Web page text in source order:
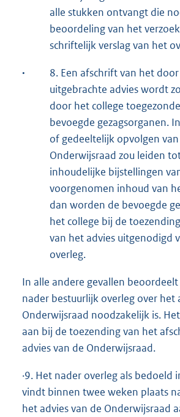
alle stukken ontvangt die
beoordeling van het
schriftelijk verslag van het
·
8. Een afschrift van het
uitgebrachte advies wordt
door het college
bevoegde gezagsorganen.
of gedeeltelijk opvolgen
Onderwijsraad zou leiden
inhoudelijke bijstellingen
voorgenomen inhoud van
dan worden de bevoegde
het college bij de
van het advies uitgenodigd
overleg.
In alle andere gevallen
nader bestuurlijk overleg over het
Onderwijsraad noodzakelijk is.
aan bij de toezending van het
advies van de Onderwijsraad.
·9. Het nader overleg als bedoeld
vindt binnen twee weken plaats
het advies van de Onderwijsraad